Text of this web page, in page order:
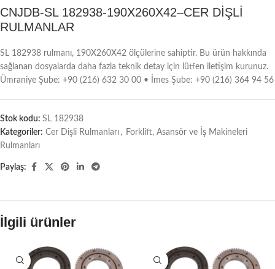
CNJDB-SL 182938-190X260X42–CER DİŞLİ
RULMANLAR
SL 182938 rulmanı, 190X260X42 ölçülerine sahiptir. Bu ürün hakkında
sağlanan dosyalarda daha fazla teknik detay için lütfen iletişim kurunuz.
Ümraniye Şube: +90 (216) 632 30 00 • İmes Şube: +90 (216) 364 94 56
Stok kodu: SL 182938
Kategoriler: Cer Dişli Rulmanları , Forklift, Asansör ve İş Makineleri
Rulmanları
Paylaş:
İlgili ürünler